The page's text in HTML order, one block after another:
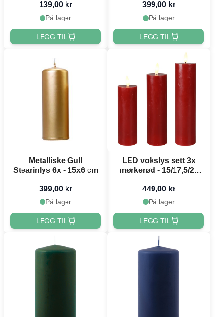
139,00 kr
På lager
LEGG TIL
399,00 kr
På lager
LEGG TIL
Metalliske Gull
Stearinlys 6x - 15x6 cm
399,00 kr
På lager
LEGG TIL
LED vokslys sett 3x
mørkerød - 15/17,5/20
449,00 kr
På lager
LEGG TIL